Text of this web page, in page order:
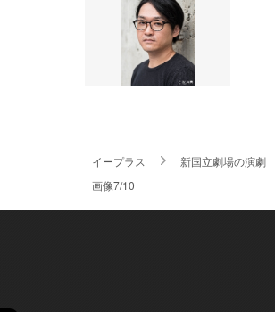
イープラス 新国立劇場の演劇
画像7/10